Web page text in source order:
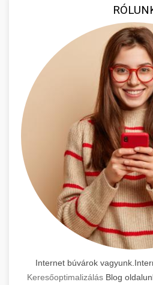
Internet búvárok
KeresőoptimalizálásBlog